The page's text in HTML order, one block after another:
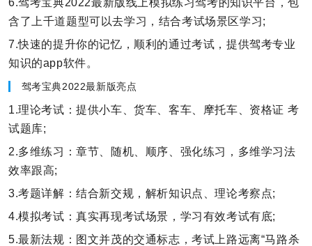
6.驾考宝典2022最新版线上模拟练习驾考的知识平台，包
含了上千道题型可以去学习，结合考试场景区学习;
7.快速的提升你的记忆，顺利的通过考试，提供驾考专业
知识的app软件。
驾考宝典2022最新版亮点
1.理论考试：提供小车、货车、客车、摩托车、资格证 考
试题库;
2.多维练习：章节、随机、顺序、强化练习，多维学习法
效率跟高;
3.考题详解：结合新交规，解析知识点、理论考察点;
4.模拟考试：真实再现考试场景，学习有效考试有底;
5.最新法规：图文并茂的交通标志，考试上路远离“马路杀